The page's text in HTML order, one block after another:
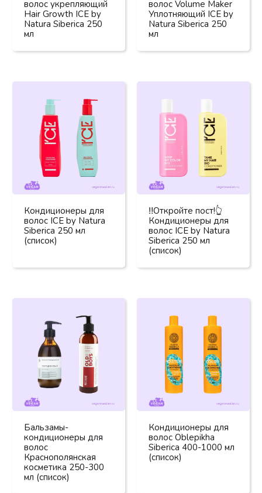
волос укрепляющий
Hair Growth ICE by
Natura Siberica 250
мл
волос Volume Maker
Уплотняющий ICE by
Natura Siberica 250
мл
Кондиционеры для
волос ICE by Natura
Siberica 250 мл
(список)
‼️Откройте пост!👆
Кондиционеры для
волос ICE by Natura
Siberica 250 мл
(список)
Бальзамы-
кондиционеры для
волос
Краснополянская
косметика 250-300
мл (список)
Кондиционеры для
волос Oblepikha
Siberica 400-1000 мл
(список)